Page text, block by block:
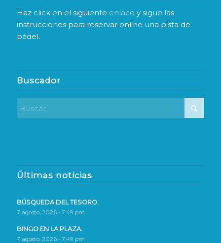
Haz click en el siguiente enlace y sigue las
instrucciones para reservar online una pista de
pádel.
Buscador
Últimas noticias
BÚSQUEDA DEL TESORO.
7 agosto, 2026 - 7:49 pm
BINGO EN LA PLAZA.
7 agosto, 2026 - 7:49 pm